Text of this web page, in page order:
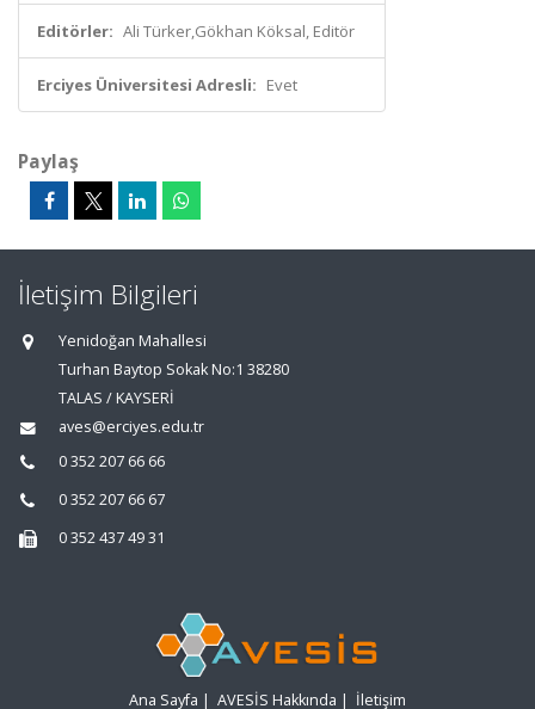
Editörler: Ali Türker,Gökhan Köksal, Editör
Erciyes Üniversitesi Adresli: Evet
Paylaş
İletişim Bilgileri
Yenidoğan Mahallesi
Turhan Baytop Sokak No:1 38280
TALAS / KAYSERİ
aves@erciyes.edu.tr
0 352 207 66 66
0 352 207 66 67
0 352 437 49 31
Ana Sayfa | AVESİS Hakkında | İletişim